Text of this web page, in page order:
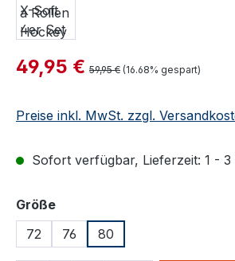
Verkaufspreis:
49,95 € Regulärer Preis:
59,95 € (16.68% gespart)
Preise inkl. MwSt. zzgl.
Sofort verfügbar, Lieferzeit: 1 - 3
Größeauswählen
72
76 80